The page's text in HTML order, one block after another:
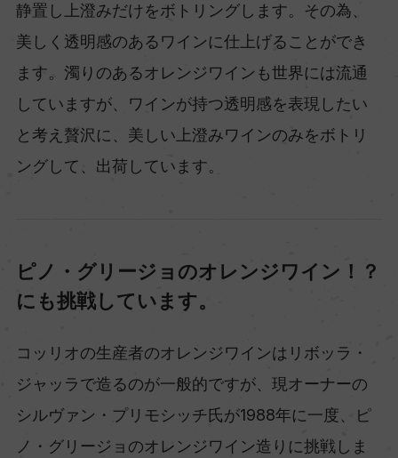
静置し上澄みだけをボトリングします。その為、
美しく透明感のあるワインに仕上げることができ
ます。濁りのあるオレンジワインも世界には流通
していますが、ワインが持つ透明感を表現したい
と考え贅沢に、美しい上澄みワインのみをボトリ
ングして、出荷しています。
ピノ・グリージョのオレンジワイン！？
にも挑戦しています。
コッリオの生産者のオレンジワインはリボッラ・
ジャッラで造るのが一般的ですが、現オーナーの
シルヴァン・プリモシッチ氏が1988年に一度、ピ
ノ・グリージョのオレンジワイン造りに挑戦しま